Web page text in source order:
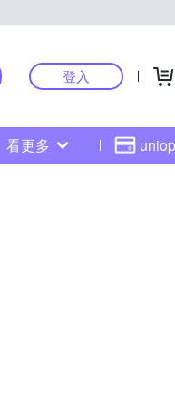
登入
看更多